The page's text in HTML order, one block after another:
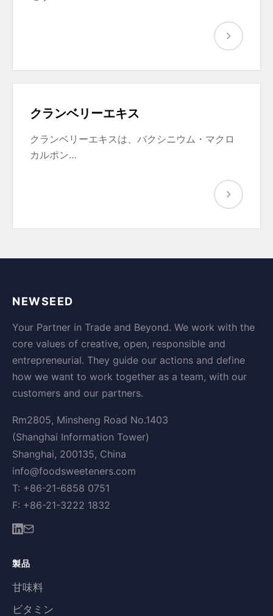
クランベリーエキス
クランベリーエキスは、バクシニウム・マクロ
カルポン…
NEWSEED
Your Partner in Trade and Beyond. We work with the
core values of creative, open, responsible and
entrepreneurial. They guide our actions and define
how we want to work together as a team, with our
customers and our partners.
Rm2805, Minsheng Road No.1403
(Shanghai Information Tower)
Shanghai, 200135, China
info@foodsweeteners.com
T: +86-21-6858 0751
F: +86-21-3222 1832
製品
甘味料
ビタミン